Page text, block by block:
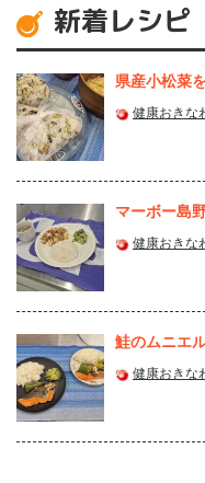
新着レシピ
県産⼩松菜
健康おきな
マーボー島
健康おきな
鮭のムニエ
健康おきな